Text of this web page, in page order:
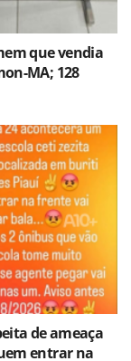
que vendia
MA; 128
de ameaça
entrar na